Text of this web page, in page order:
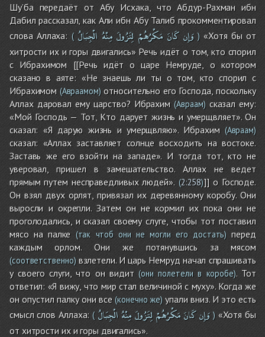
Шу’ба передаёт от Абу Исхака, что Абдур-Рахман ибн
Дабил рассказал, как Али ибн Абу Талиб прокомментировал
слова Аллаха: ( وَإِن كَانَ مَكْرُهُمْ لِتَزُولَ مِنْهُ الْجِبَالُ )«Хотя бы от
хитрости их и горы двигались» Речь идёт о том, кто спорил
с Ибрахимом [[Речь идёт о царе Немруде, о котором
сказано в аяте: «Не знаешь ли ты о том, кто спорил с
Ибрахимом (Авраамом)относительно его Господа, поскольку
Аллах даровал ему царство? Ибрахим (Авраам)сказал ему:
«Мой Господь — Тот, Кто дарует жизнь и умерщвляет». Он
сказал: «Я дарую жизнь и умерщвляю». Ибрахим(Авраам)
сказал: «Аллах заставляет солнце восходить на востоке.
Заставь же его взойти на западе». И тогда тот, кто не
уверовал, пришел в замешательство. Аллах не ведет
прямым путем несправедливых людей». (2:258)]] о Господе.
Он взял двух орлят, привязал их деревянному коробу. Они
выросли и окрепли. Затем он не кормил их пока они не
проголодались, и сказал своему слуге, чтобы тот поставил
мясо на палке (так чтоб они не могли его достать) перед
каждым орлом. Они же потянувшись за мясом
(соответственно)взлетели. И царь Немруд начал спрашивать
у своего слуги, что он видит(они полетели в коробе). Тот
ответил: «Я вижу, что мир стал величиной с муху». Когда же
он опустил палку они все(конечно же)упали вниз. И это есть
смысл слов Аллаха: ( وَإِنكَانَمَكْرُهُمْلِتَزُولَمِنْهُالْجِبَالُ )«Хотя бы
от хитрости их и горы двигались».